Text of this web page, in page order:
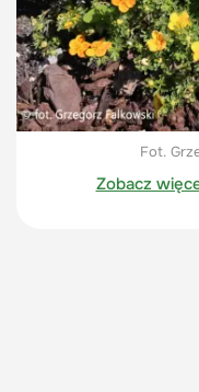
Fot.
Zobacz